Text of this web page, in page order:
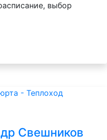
выбор
Свешников